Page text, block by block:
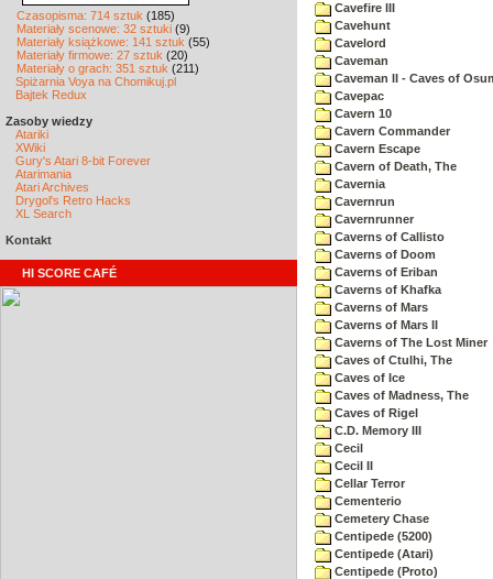
Czasopisma: 714 sztuk (185)
Materiały scenowe: 32 sztuki (9)
Materiały książkowe: 141 sztuk (55)
Materiały firmowe: 27 sztuk (20)
Materiały o grach: 351 sztuk (211)
Spiżarnia Voya na Chomikuj.pl
Bajtek Redux
Zasoby wiedzy
Atariki
XWiki
Gury's Atari 8-bit Forever
Atarimania
Atari Archives
Drygol's Retro Hacks
XL Search
Kontakt
HI SCORE CAFÉ
Cavefire III
Cavehunt
Cavelord
Caveman
Caveman II - Caves of
Cavepac
Cavern 10
Cavern Commander
Cavern Escape
Cavern of Death, The
Cavernia
Cavernrun
Cavernrunner
Caverns of Callisto
Caverns of Doom
Caverns of Eriban
Caverns of Khafka
Caverns of Mars
Caverns of Mars II
Caverns of The Lost Miner
Caves of Ctulhi, The
Caves of Ice
Caves of Madness, The
Caves of Rigel
C.D. Memory III
Cecil
Cecil II
Cellar Terror
Cementerio
Cemetery Chase
Centipede (5200)
Centipede (Atari)
Centipede (Proto)